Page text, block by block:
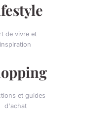
de vivre et
inspiration
et guides
d'achat